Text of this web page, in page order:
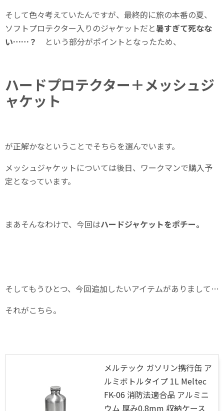
そして色々考えていたんですが、最終的に旅の本番の夏、
ソフトプロテクター入りのジャケットだと暑すぎて死なな
い……？
という部分がポイントとなったため、
ハードプロテクター＋メッシュジ
ャケット
が正解かなということでそちらを選んでいます。
メッシュジャケットについては後日、ワークマンで購入予
定となっています。
まあそんなわけで、今回はハードジャケットをポチー。
そしてもうひとつ、今回追加したいアイテムがありまして…
それがこちら。
メルテック ガソリン携行缶 ア
ルミボトルタイプ 1L Meltec
FK-06 消防法適合品 アルミニ
ウム 厚み0.8mm 収納ケース